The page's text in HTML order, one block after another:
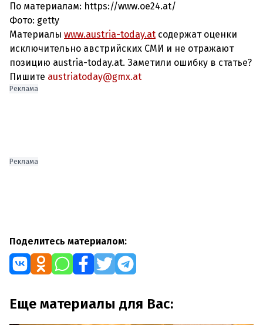
По материалам: https://www.oe24.at/
Фото: getty
Материалы www.austria-today.at содержат оценки
исключительно австрийских СМИ и не отражают
позицию austria-today.at. Заметили ошибку в статье?
Пишите austriatoday@gmx.at
Реклама
Реклама
Поделитесь материалом:
Еще материалы для Вас: